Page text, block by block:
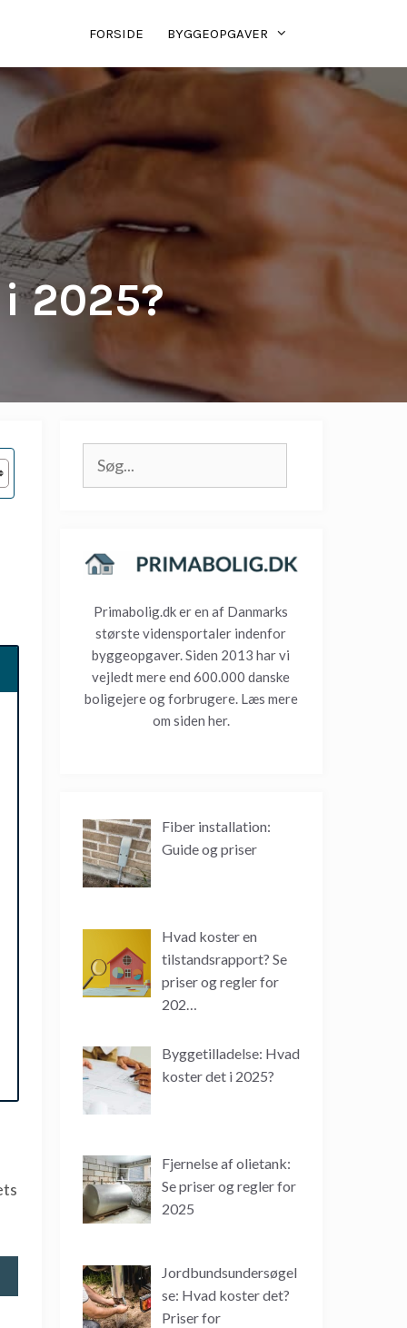
FORSIDE BYGGEOPGAVER
2025?
Primabolig.dk er en af Danmarks
største vidensportaler indenfor
byggeopgaver. Siden 2013 har vi
vejledt mere end 600.000 danske
boligejere og forbrugere. Læs mere
om siden her.
Fiber installation:
Guide og priser
Hvad koster en
tilstandsrapport? Se
priser og regler for
202…
Byggetilladelse: Hvad
koster det i 2025?
Fjernelse af olietank:
Se priser og regler for
2025
Jordbundsundersøgel
se: Hvad koster det?
Priser for